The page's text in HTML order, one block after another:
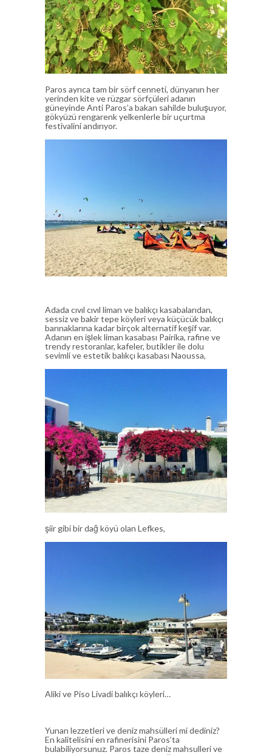
Paros ayrıca tam bir sörf cenneti, dünyanın her
yerinden kite ve rüzgar sörfçüleri adanın
güneyinde Anti Paros’a bakan sahilde buluşuyor,
gökyüzü rengarenk yelkenlerle bir uçurtma
festivalini andırıyor.
Adada cıvıl cıvıl liman ve balıkçı kasabalarıdan,
sessiz ve bakir tepe köyleri veya küçücük balıkçı
barınaklarına kadar birçok alternatif keşif var.
Adanın en işlek liman kasabası Pairika, rafine ve
trendy restoranlar, kafeler, butikler ile dolu
sevimli ve estetik balıkçı kasabası Naoussa,
şiir gibi bir dağ köyü olan Lefkes,
Aliki ve Piso Livadi balıkçı köyleri…
Yunan lezzetleri ve deniz mahsülleri mi dediniz?
En kalitelisini en rafinerisini Paros’ta
bulabiliyorsunuz. Paros taze deniz mahsulleri ve